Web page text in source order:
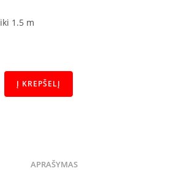
iki 1.5 m
Į KREPŠELĮ
APRAŠYMAS